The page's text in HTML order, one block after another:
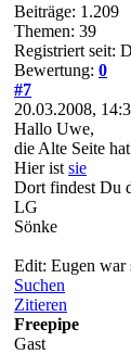
Beiträge: 1.209
Themen: 39
Registriert seit:
Bewertung: 0
#7
20.03.2008,
Hallo Uwe,
die Alte Seite
Hier ist sie
Dort findest Du
LG
Sönke
Edit: Eugen war
Suchen
Zitieren
Freepipe
Gast